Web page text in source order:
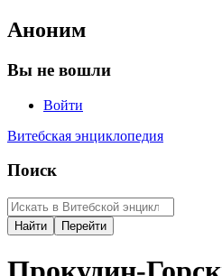
Аноним
Вы не вошли
Войти
Витебская энциклопедия
Поиск